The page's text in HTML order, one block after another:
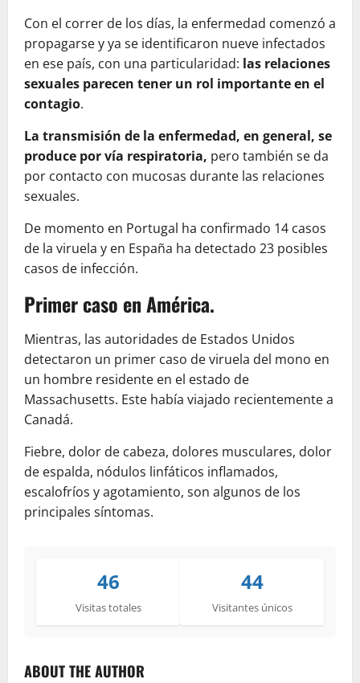
Con el correr de los días, la enfermedad comenzó a
propagarse y ya se identificaron nueve infectados
en ese país, con una particularidad: las relaciones
sexuales parecen tener un rol importante en el
contagio.
La transmisión de la enfermedad, en general, se
produce por vía respiratoria, pero también se da
por contacto con mucosas durante las relaciones
sexuales.
De momento en Portugal ha confirmado 14 casos
de la viruela y en España ha detectado 23 posibles
casos de infección.
Primer caso en América.
Mientras, las autoridades de Estados Unidos
detectaron un primer caso de viruela del mono en
un hombre residente en el estado de
Massachusetts. Este había viajado recientemente a
Canadá.
Fiebre, dolor de cabeza, dolores musculares, dolor
de espalda, nódulos linfáticos inflamados,
escalofríos y agotamiento, son algunos de los
principales síntomas.
46
Visitas totales
44
Visitantes únicos
ABOUT THE AUTHOR